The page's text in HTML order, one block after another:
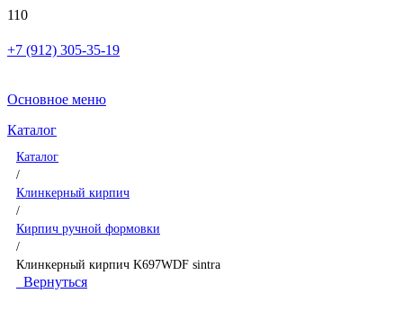
+7 (912) 305-35-19
Основное меню
Каталог
Каталог
/
Клинкерный кирпич
/
Кирпич ручной формовки
/
Клинкерный кирпич K697WDF sintra
Вернуться